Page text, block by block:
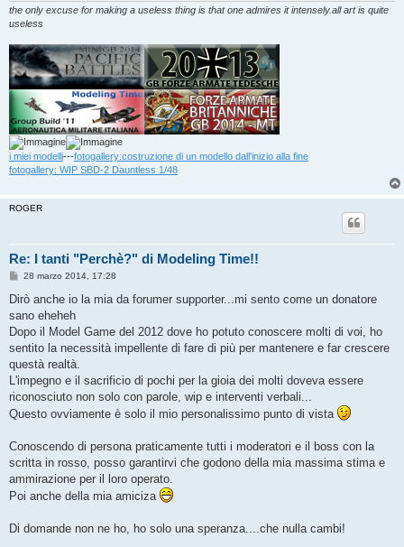
the only excuse for making a useless thing is that one admires it intensely.all art is quite
useless
i miei modelli---fotogallery:costruzione di un modello dall'inizio alla fine
fotogallery: WIP SBD-2 Dauntless 1/48
ROGER
Re: I tanti "Perchè?" di Modeling Time!!
M
s
a
g
g
i
o
28 marzo 2014, 17:28
Dirò anche io la mia da forumer supporter...mi sento come un donatore
sano eheheh
Dopo il Model Game del 2012 dove ho potuto conoscere molti di voi, ho
sentito la necessità impellente di fare di più per mantenere e far crescere
questà realtà.
L'impegno e il sacrificio di pochi per la gioia dei molti doveva essere
riconosciuto non solo con parole, wip e interventi verbali...
Questo ovviamente è solo il mio personalissimo punto di vista
Conoscendo di persona praticamente tutti i moderatori e il boss con la
scritta in rosso, posso garantirvi che godono della mia massima stima e
ammirazione per il loro operato.
Poi anche della mia amiciza
Di domande non ne ho, ho solo una speranza....che nulla cambi!